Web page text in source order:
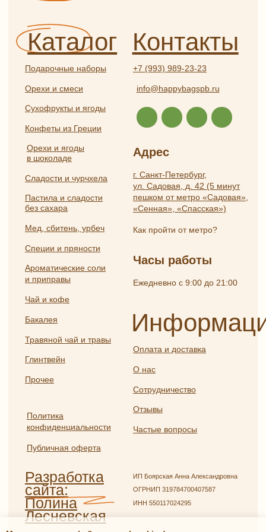
Разработка
сайта:
Полина
Лесневская
ИП Боярская Анна Александровна
ОГРНИП 319784700407587
ИНН 550117024295